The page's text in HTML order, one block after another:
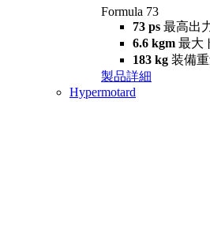
Formula 73
73 ps 最高出
6.6 kgm 最大
183 kg 装備
製品詳細
Hypermotard